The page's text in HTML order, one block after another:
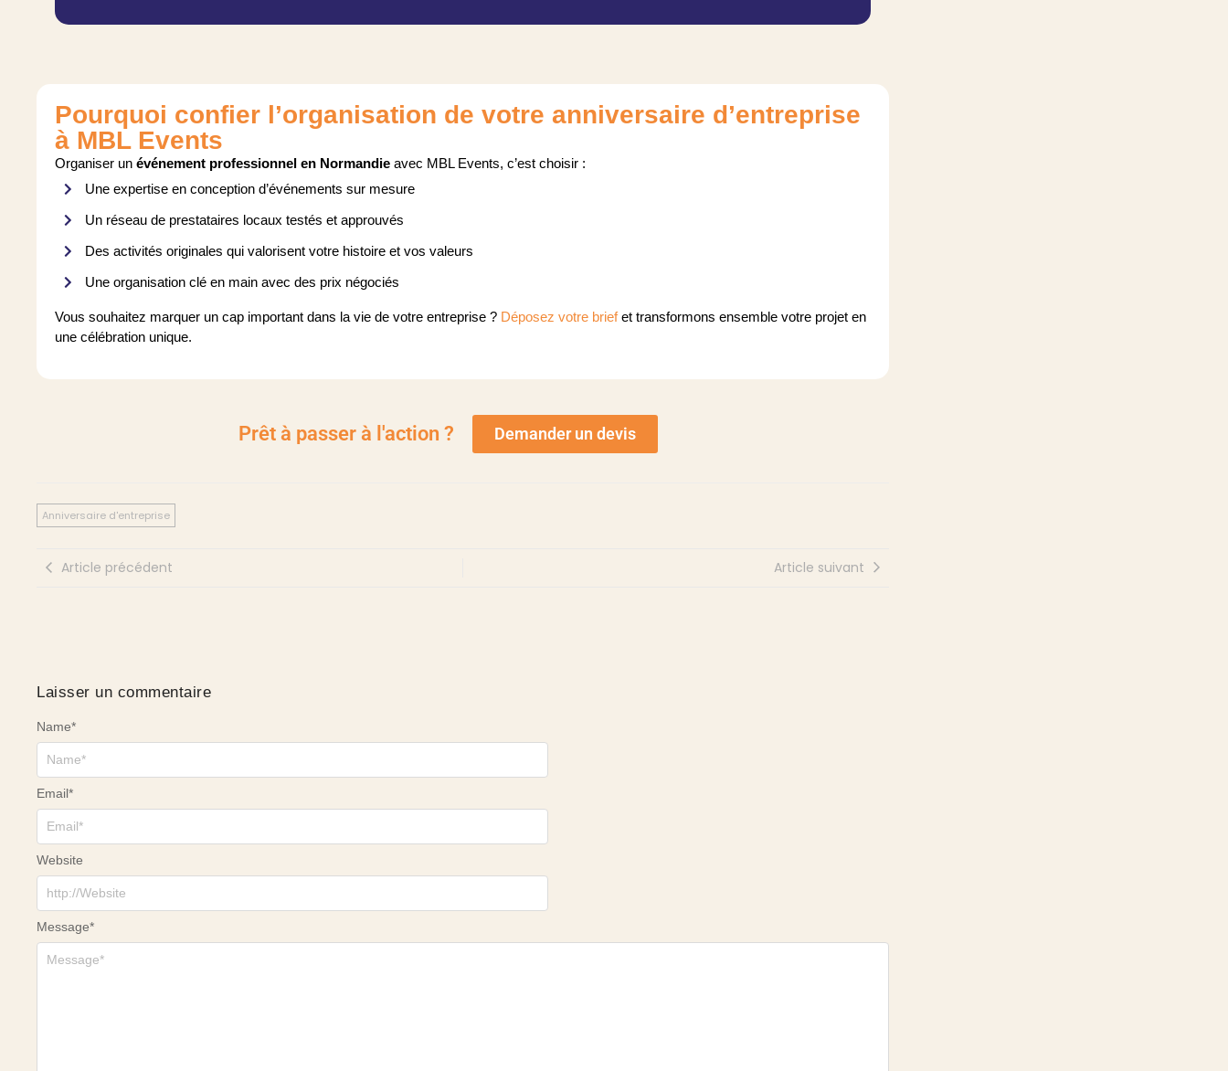
Pourquoi confier l’organisation de votre anniversaire d’entreprise
à MBL Events
Organiser un événement professionnel en Normandie avec MBL Events, c’est choisir :
Une expertise en conception d’événements sur mesure
Un réseau de prestataires locaux testés et approuvés
Des activités originales qui valorisent votre histoire et vos valeurs
Une organisation clé en main avec des prix négociés
Vous souhaitez marquer un cap important dans la vie de votre entreprise ? Déposez votre briefet transformons ensemble votre projet en
une célébration unique.
Prêt à passer à l'action ? Demander un devis
Anniversaire d'entreprise
Article précédent Article suivant
Laisser un commentaire
Message*
Name*
Email*
Website